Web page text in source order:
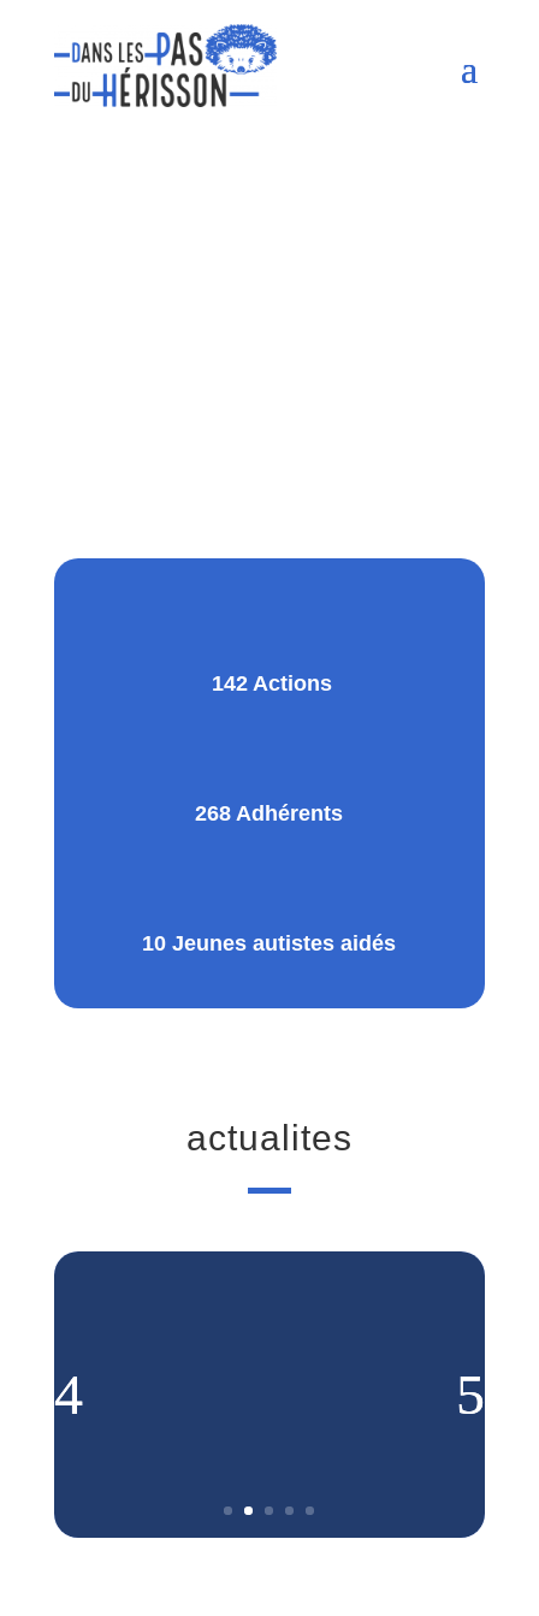
142 Actions
268 Adhérents
10 Jeunes autistes aidés
actualites